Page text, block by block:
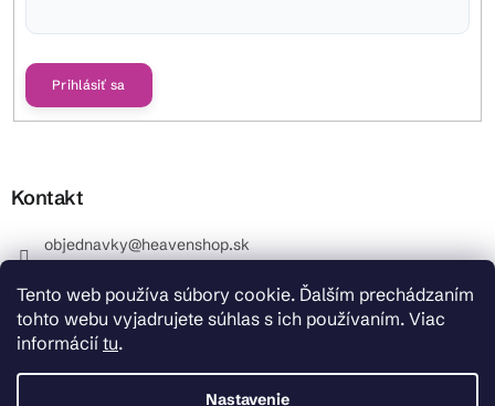
Tento web používa súbory cookie. Ďalším prechádzaním
tohto webu vyjadrujete súhlas s ich používaním. Viac
informácií tu.
Nastavenie
Prihlásiť sa
Kontakt
objednavky@heavenshop.sk
_Info objednávky : +421 914 399 399 Pracovné dni od
8.00 hod. do 12.00 . REKLAMÁCIE : +421 914 399 399
HeavenShop.sk
HeavenShop.sk